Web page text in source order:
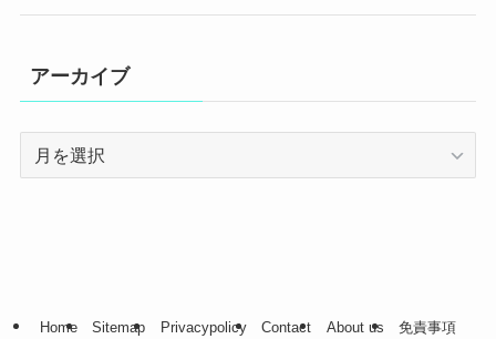
アーカイブ
Home Sitemap Privacypolicy Contact About us 免責事項